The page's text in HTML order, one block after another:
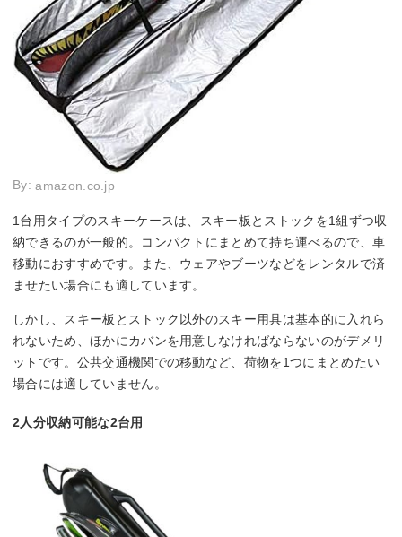
By:amazon.co.jp
1台用タイプのスキーケースは、スキー板とストックを1組ずつ収
納できるのが一般的。コンパクトにまとめて持ち運べるので、車
移動におすすめです。また、ウェアやブーツなどをレンタルで済
ませたい場合にも適しています。
しかし、スキー板とストック以外のスキー用具は基本的に入れら
れないため、ほかにカバンを用意しなければならないのがデメリ
ットです。公共交通機関での移動など、荷物を1つにまとめたい
場合には適していません。
2人分収納可能な2台用